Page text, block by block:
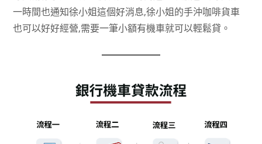
一時間也通知徐小姐這個好消息,徐小姐的手沖咖啡貨車
也可以好好經營,需要一筆小額有機車就可以輕鬆貸。